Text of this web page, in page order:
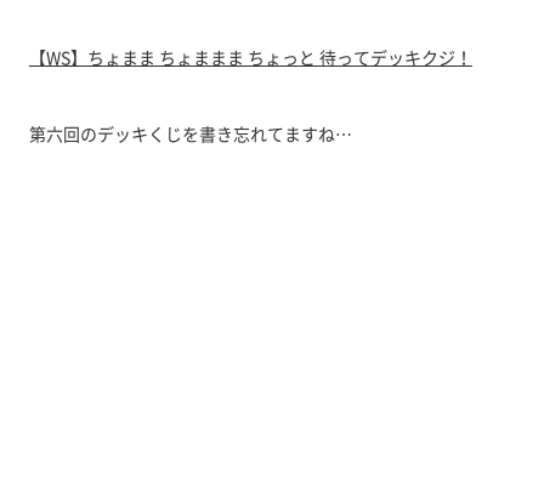
【WS】ちょまま ちょままま ちょっと 待ってデッキクジ！
第六回のデッキくじを書き忘れてますね…